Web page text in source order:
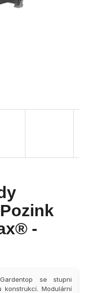
-
se stupni
konstrukcí. Modulární